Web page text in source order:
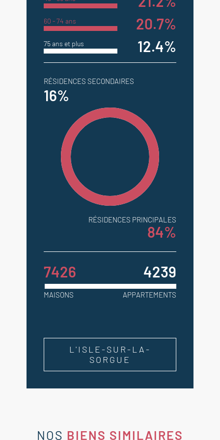
60 - 74 ans 20.7%
75 ans et plus 12.4%
RÉSIDENCES SECONDAIRES
16%
RÉSIDENCES PRINCIPALES
84%
7426 4239
MAISONS APPARTEMENTS
L'ISLE-SUR-LA-
SORGUE
NOS BIENS SIMILAIRES